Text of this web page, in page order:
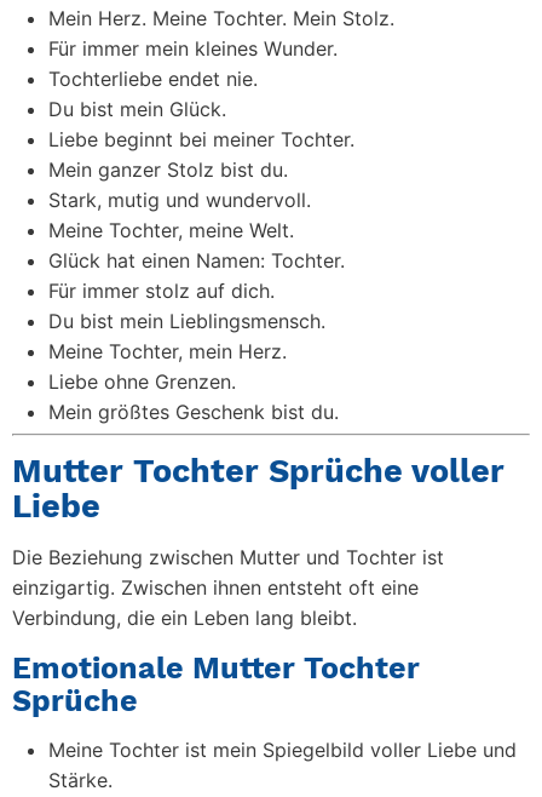
Mein Herz. Meine Tochter. Mein Stolz.
Für immer mein kleines Wunder.
Tochterliebe endet nie.
Du bist mein Glück.
Liebe beginnt bei meiner Tochter.
Mein ganzer Stolz bist du.
Stark, mutig und wundervoll.
Meine Tochter, meine Welt.
Glück hat einen Namen: Tochter.
Für immer stolz auf dich.
Du bist mein Lieblingsmensch.
Meine Tochter, mein Herz.
Liebe ohne Grenzen.
Mein größtes Geschenk bist du.
Mutter Tochter Sprüche voller
Liebe
Die Beziehung zwischen Mutter und Tochter ist
einzigartig. Zwischen ihnen entsteht oft eine
Verbindung, die ein Leben lang bleibt.
Emotionale Mutter Tochter
Sprüche
Meine Tochter ist mein Spiegelbild voller Liebe und
Stärke.